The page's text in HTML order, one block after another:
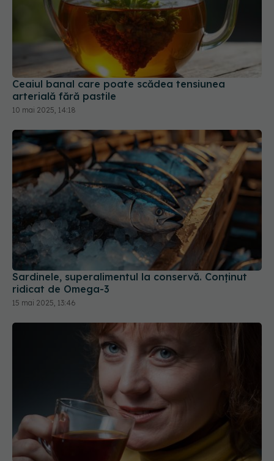
Ceaiul banal care poate scădea tensiunea
arterială fără pastile
10 mai 2025, 14:18
Sardinele, superalimentul la conservă. Conținut
ridicat de Omega-3
15 mai 2025, 13:46